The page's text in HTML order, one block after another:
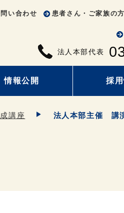
い合わせ 患者さん・ご家族の
法人本部代表
情報公開 採
講座 法人本部主催 講